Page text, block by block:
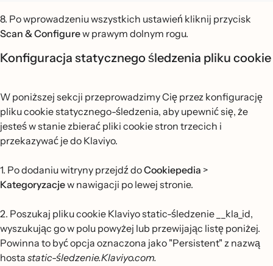
8. Po wprowadzeniu wszystkich ustawień kliknij przycisk
Scan & Configurew prawym dolnym rogu.
Konfiguracja statycznego śledzenia pliku cookie
W poniższej sekcji przeprowadzimy Cię przez konfigurację
pliku cookie statycznego-śledzenia, aby upewnić się, że
jesteś w stanie zbierać pliki cookie stron trzecich i
przekazywać je do Klaviyo.
1. Po dodaniu witryny przejdź doCookiepedia >
Kategoryzacjew nawigacji po lewej stronie.
2. Poszukaj pliku cookie Klaviyo static-śledzenie __kla_id,
wyszukując go w polu powyżej lub przewijając listę poniżej.
Powinna to być opcja oznaczona jako "Persistent" z nazwą
hosta static-śledzenie.Klaviyo.com.